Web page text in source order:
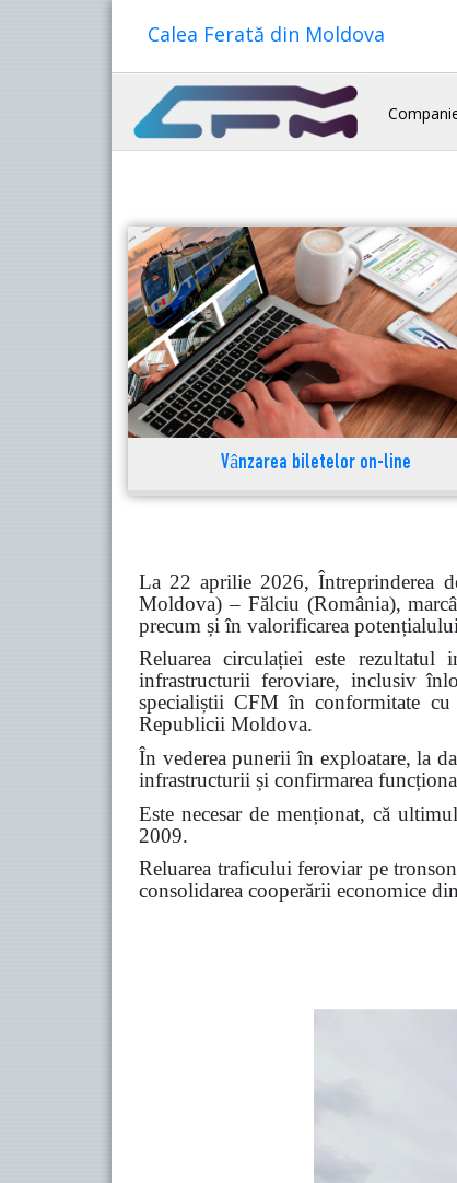
Calea Ferată din Moldova
Vânzarea biletelor on-line
La 22 aprilie 2026, Întreprinderea
Moldova) – Fălciu (România),
precum și în valorificarea
Reluarea circulației este
infrastructurii feroviare, inclusiv
specialiștii CFM în conformitate
Republicii Moldova.
În vederea punerii în exploatare, la
infrastructurii și confirmarea
Este necesar de menționat, că
2009.
Reluarea traficului feroviar pe
consolidarea cooperării economice